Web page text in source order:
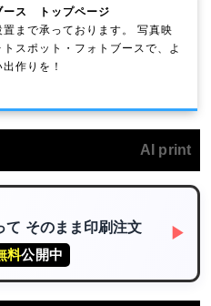
ース トップページ
置まで承っております。 写真映
トスポット・フォトブースで、よ
作りを！
AI print
て そのまま印刷注文
料公開中
▶